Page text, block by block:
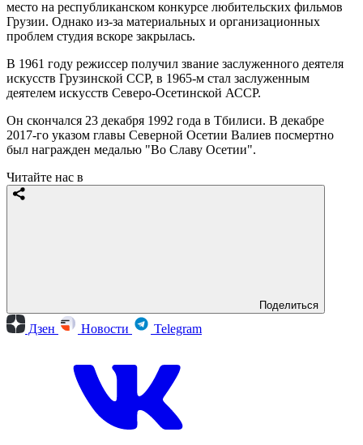
место на республиканском конкурсе любительских фильмов
Грузии. Однако из-за материальных и организационных
проблем студия вскоре закрылась.
В 1961 году режиссер получил звание заслуженного деятеля
искусств Грузинской ССР, в 1965-м стал заслуженным
деятелем искусств Северо-Осетинской АССР.
Он скончался 23 декабря 1992 года в Тбилиси. В декабре
2017-го указом главы Северной Осетии Валиев посмертно
был награжден медалью "Во Славу Осетии".
Читайте нас в
Поделиться
Дзен Новости Telegram